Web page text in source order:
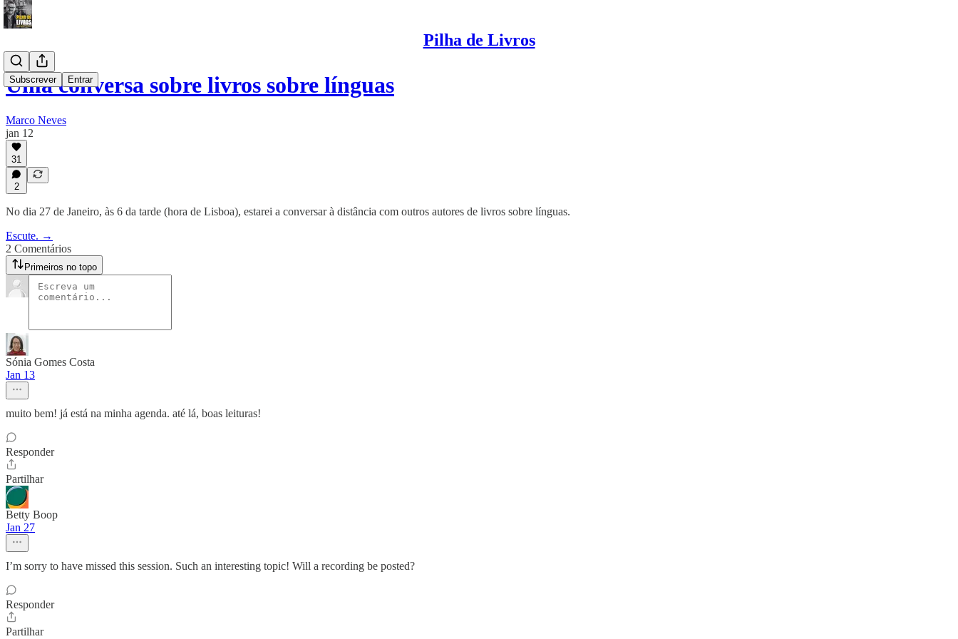
Pilha de Livros
Subscrever Entrar
Uma conversa sobre livros sobre línguas
Marco Neves
jan 12
31
2
No dia 27 de Janeiro, às 6 da tarde (hora de Lisboa), estarei a conversar à distância com outros autores de livros sobre línguas.
Escute. →
2 Comentários
Primeiros no topo
Sónia Gomes Costa
Jan 13
muito bem! já está na minha agenda. até lá, boas leituras!
Responder
Partilhar
Betty Boop
Jan 27
I’m sorry to have missed this session. Such an interesting topic! Will a recording be posted?
Responder
Partilhar